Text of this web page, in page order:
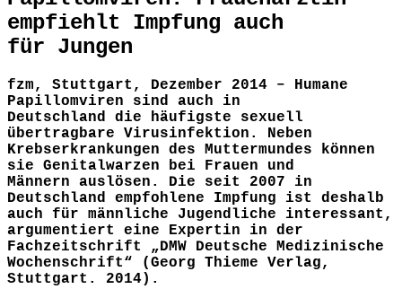
empfiehlt Impfung auch
für Jungen
fzm, Stuttgart, Dezember 2014 – Humane
Papillomviren sind auch in
Deutschland die häufigste sexuell
übertragbare Virusinfektion. Neben
Krebserkrankungen des Muttermundes können
sie Genitalwarzen bei Frauen und
Männern auslösen. Die seit 2007 in
Deutschland empfohlene Impfung ist deshalb
auch für männliche Jugendliche interessant,
argumentiert eine Expertin in der
Fachzeitschrift „DMW Deutsche Medizinische
Wochenschrift“ (Georg Thieme Verlag,
Stuttgart. 2014).